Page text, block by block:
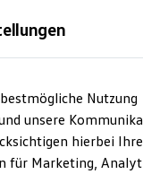
Nutzung
unsere
hierbei Ihre
für Marketing,